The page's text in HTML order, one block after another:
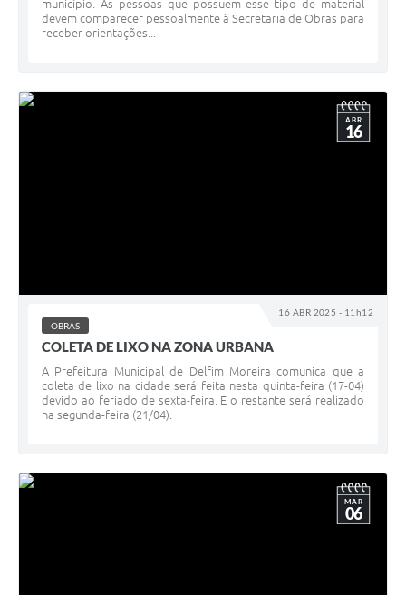
município. As pessoas que possuem esse tipo de material
devem comparecer pessoalmente à Secretaria de Obras para
receber orientações...
16 ABR 2025 - 11h12
ABR
16
OBRAS
COLETA DE LIXO NA ZONA URBANA
A Prefeitura Municipal de Delfim Moreira comunica que a
coleta de lixo na cidade será feita nesta quinta-feira (17-04)
devido ao feriado de sexta-feira. E o restante será realizado
na segunda-feira (21/04).
MAR
06